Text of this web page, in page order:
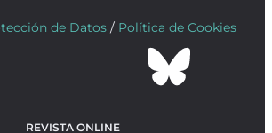
de Datos / Política de Cookies
REVISTA ONLINE